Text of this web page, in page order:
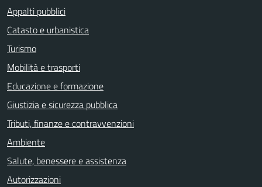
Appalti pubblici
Catasto e urbanistica
Turismo
Mobilità e trasporti
Educazione e formazione
Giustizia e sicurezza pubblica
Tributi, finanze e contravvenzioni
Ambiente
Salute, benessere e assistenza
Autorizzazioni